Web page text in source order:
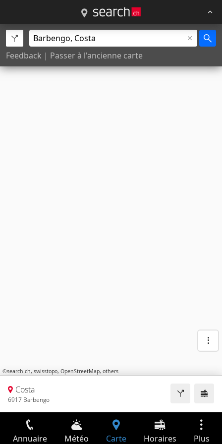
Feedback | Passer à l'ancienne carte
©search.ch, swisstopo, OpenStreetMap, others
Costa
6917 Barbengo
Annuaire Météo Carte Horaires Plus